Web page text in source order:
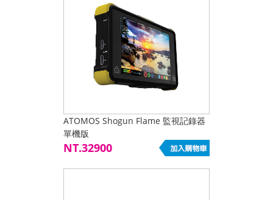
ATOMOS Shogun Flame 監視記錄器
單機版
NT.32900